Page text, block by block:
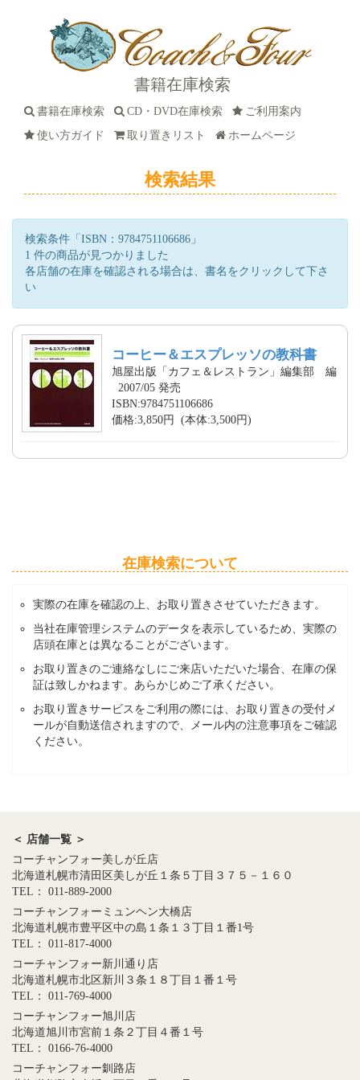
書籍在庫検索
書籍在庫検索 CD・DVD在庫検索
ご利用案内
使い方ガイド
取り置きリスト ホームページ
検索結果
検索条件「ISBN：9784751106686」
1 件の商品が見つかりました
各店舗の在庫を確認される場合は、書名をクリックして下さ
い
コーヒー＆エスプレッソの教科書
旭屋出版「カフェ＆レストラン」編集部 編
2007/05 発売
ISBN:9784751106686
価格:3,850円 (本体:3,500円)
在庫検索について
実際の在庫を確認の上、お取り置きさせていただきます。
当社在庫管理システムのデータを表示しているため、実際の
店頭在庫とは異なることがございます。
お取り置きのご連絡なしにご来店いただいた場合、在庫の保
証は致しかねます。あらかじめご了承ください。
お取り置きサービスをご利用の際には、お取り置きの受付メ
ールが自動送信されますので、メール内の注意事項をご確認
ください。
＜ 店舗一覧 ＞
コーチャンフォー美しが丘店
北海道札幌市清田区美しが丘１条５丁目３７５－１６０
TEL： 011-889-2000
コーチャンフォーミュンヘン大橋店
北海道札幌市豊平区中の島１条１３丁目１番1号
TEL： 011-817-4000
コーチャンフォー新川通り店
北海道札幌市北区新川３条１８丁目１番１号
TEL： 011-769-4000
コーチャンフォー旭川店
北海道旭川市宮前１条２丁目４番１号
TEL： 0166-76-4000
コーチャンフォー釧路店